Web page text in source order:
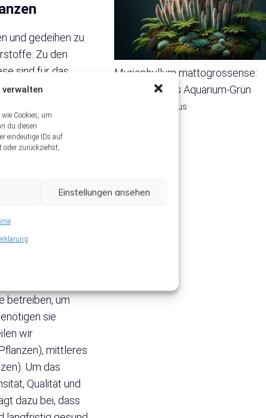
Cookies, um
du diesen
eindeutige IDs auf
oder zurückziehst,
Einstellungen ansehen
und gedeihen zu
Zu den
sind für das
benötigt.
den Fischbesatz
werden,
ins Wasser
dabei auf die
Pflanzen
betreiben, um
sie
wir
mittleres
Um das
Qualität und
dazu bei, dass
Myriophyllum mattogrossense:
Pflegeleichtes Aquarium-Grün
von Aquarist Julius